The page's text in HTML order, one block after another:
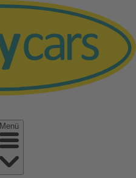
Menü